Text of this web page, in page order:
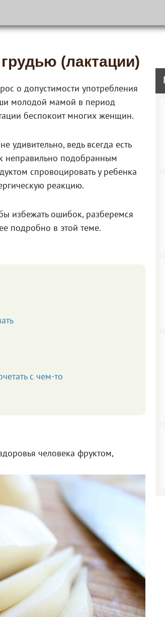
(лактации)
о допустимости употребления
молодой мамой в период
беспокоит многих женщин.
удивительно, ведь всегда есть
неправильно подобранным
спровоцировать у ребенка
реакцию.
избежать ошибок, разберемся
подробно в этой теме.
с чем-то
человека фруктом,